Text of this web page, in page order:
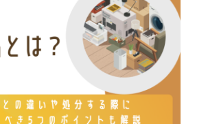
0120-20-1349
受付 8:30～17:30